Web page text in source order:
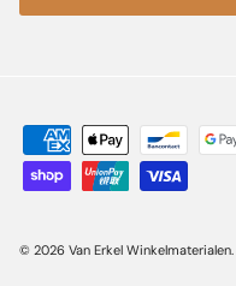
© 2026 Van Erkel Winkelmaterialen.